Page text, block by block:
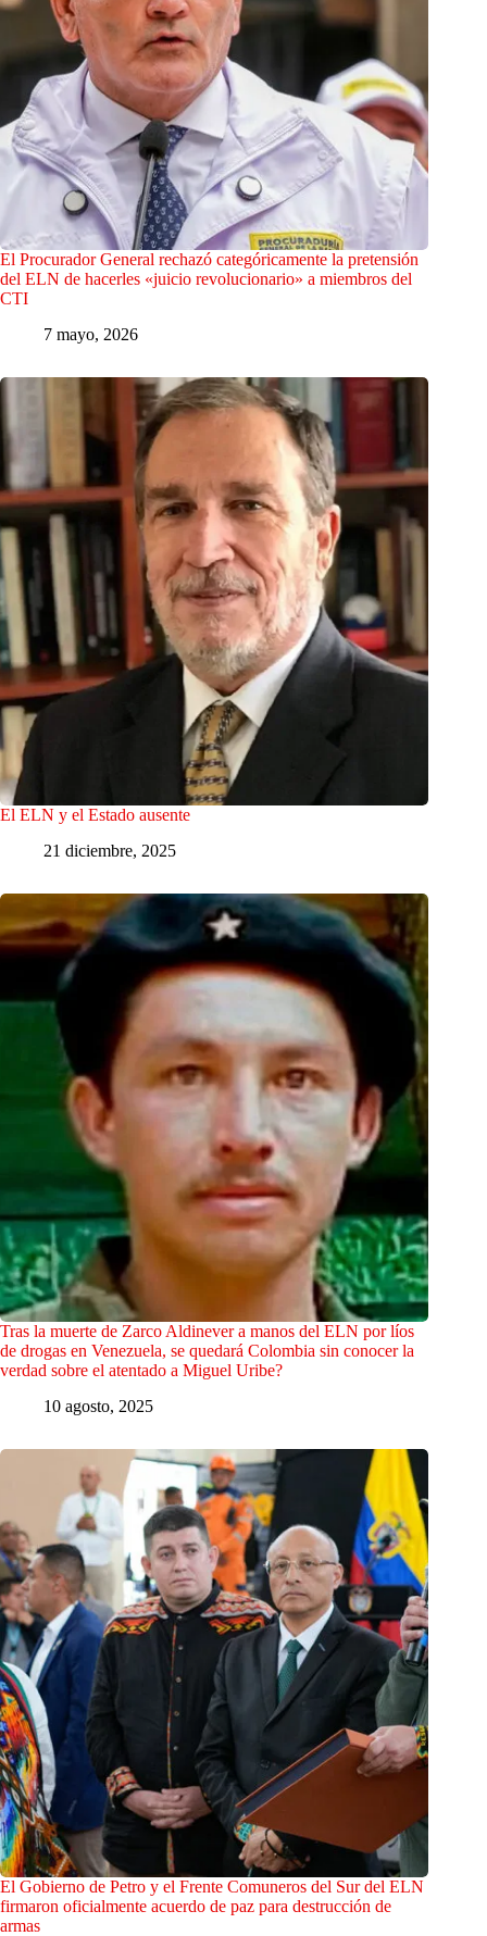
El Procurador General rechazó categóricamente la pretensión
del ELN de hacerles «juicio revolucionario» a miembros del
CTI
7 mayo, 2026
El ELN y el Estado ausente
21 diciembre, 2025
Tras la muerte de Zarco Aldinever a manos del ELN por líos
de drogas en Venezuela, se quedará Colombia sin conocer la
verdad sobre el atentado a Miguel Uribe?
10 agosto, 2025
El Gobierno de Petro y el Frente Comuneros del Sur del ELN
firmaron oficialmente acuerdo de paz para destrucción de
armas